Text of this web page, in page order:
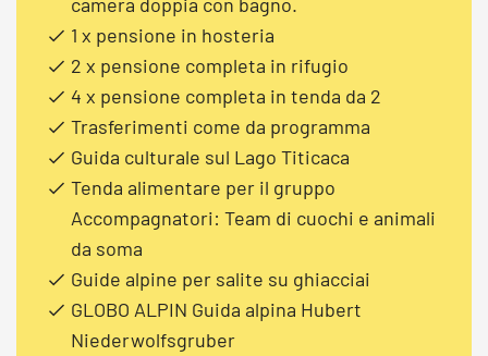
1 x pensione in hosteria
2 x pensione completa in rifugio
4 x pensione completa in tenda da 2
Trasferimenti come da programma
Guida culturale sul Lago Titicaca
Tenda alimentare per il gruppo
Accompagnatori: Team di cuochi e animali
da soma
Guide alpine per salite su ghiacciai
GLOBO ALPIN Guida alpina Hubert
Niederwolfsgruber